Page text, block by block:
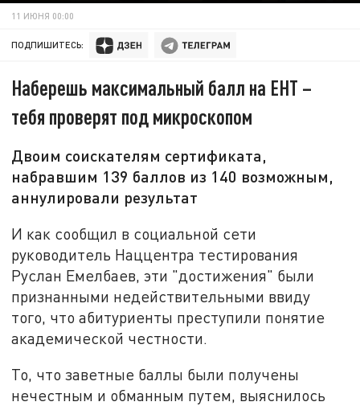
11 ИЮНЯ 00:00
ПОДПИШИТЕСЬ:
Наберешь максимальный балл на ЕНТ –
тебя проверят под микроскопом
Двоим соискателям сертификата,
набравшим 139 баллов из 140 возможным,
аннулировали результат
И как сообщил в социальной сети
руководитель Наццентра тестирования
Руслан Емелбаев, эти "достижения" были
признанными недействительными ввиду
того, что абитуриенты преступили понятие
академической честности.
То, что заветные баллы были получены
нечестным и обманным путем, выяснилось